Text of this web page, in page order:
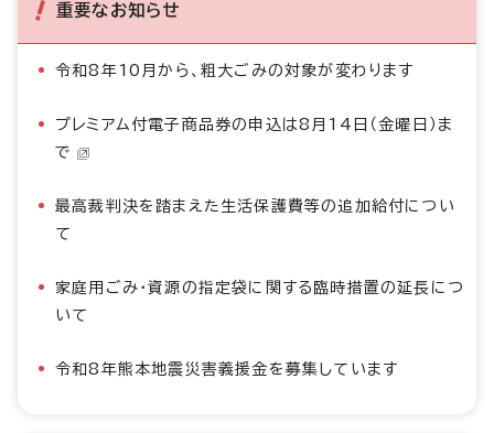
重要なお知らせ
令和8年10月から、粗大ごみの対象が変わります
プレミアム付電子商品券の申込は8月14日（金曜日）ま
で
最高裁判決を踏まえた生活保護費等の追加給付につい
て
家庭用ごみ・資源の指定袋に関する臨時措置の延長につ
いて
令和8年熊本地震災害義援金を募集しています